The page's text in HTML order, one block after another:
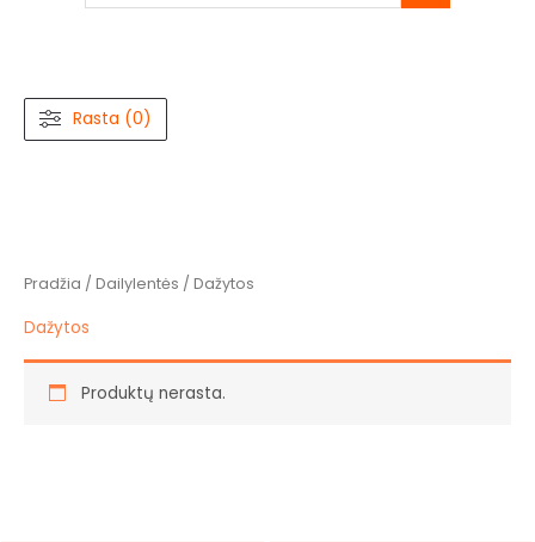
Rasta (0)
Pradžia / Dailylentės / Dažytos
Dažytos
Produktų nerasta.